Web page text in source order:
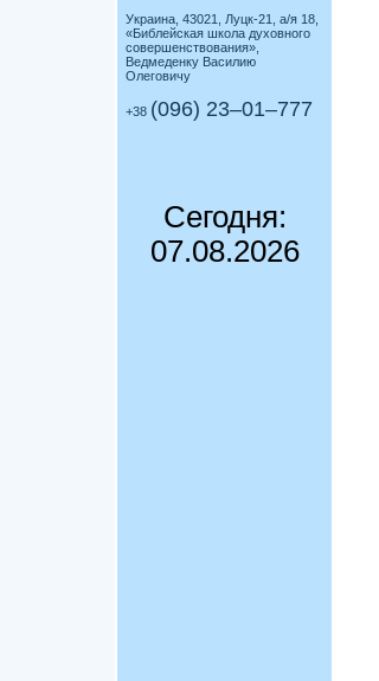
Украина, 43021, Луцк-21, а/я 18,
«Библейская школа духовного
совершенствования»,
Ведмеденку Василию
Олеговичу
+38 (096) 23–01–777
Сегодня:
07.08.2026